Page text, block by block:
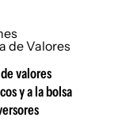
valores
y a la bolsa